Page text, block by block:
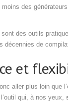
moins des
sont des outils
décennies de
et
aller plus loin que
qui, à nos yeux,